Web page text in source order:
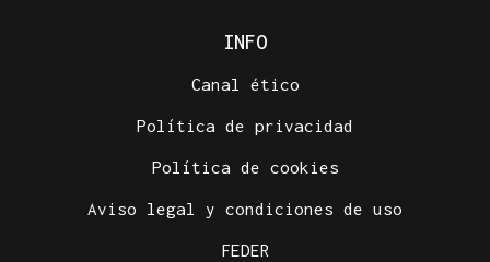
INFO
Canal ético
Política de privacidad
Política de cookies
Aviso legal y condiciones de uso
FEDER